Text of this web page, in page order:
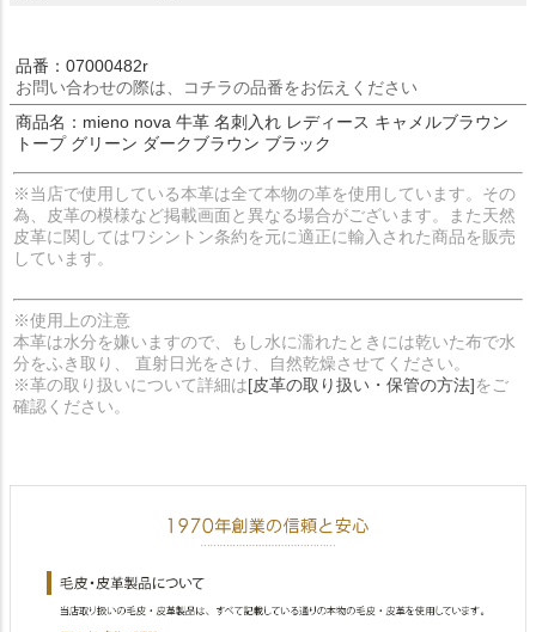
品番：07000482r
お問い合わせの際は、コチラの品番をお伝えください
商品名：mieno nova 牛革 名刺入れ レディース キャメルブラウン
トープ グリーン ダークブラウン ブラック
※当店で使用している本革は全て本物の革を使用しています。その
為、皮革の模様など掲載画面と異なる場合がございます。また天然
皮革に関してはワシントン条約を元に適正に輸入された商品を販売
しています。
※使用上の注意
本革は水分を嫌いますので、もし水に濡れたときには乾いた布で水
分をふき取り、 直射日光をさけ、自然乾燥させてください。
※革の取り扱いについて詳細は[皮革の取り扱い・保管の方法]をご
確認ください。